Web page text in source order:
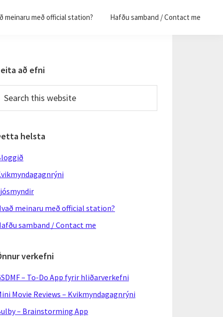
meinaru með official station? Hafðu samband / Contact me
að efni
helsta
meinaru með official station?
samband / Contact me
verkefni
– To-Do App fyrir hliðarverkefni
Movie Reviews – Kvikmyndagagnrýni
– Brainstorming App